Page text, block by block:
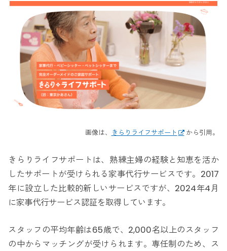
画像は、 きらりライフサポート から引用。
きらりライフサポートは、熟練主婦の経験と知恵を活か
したサポートが受けられる家事代行サービスです。2017
年に設立した比較的新しいサービスですが、2024年4月
に家事代行サービス認証を取得しています。
スタッフの平均年齢は65歳で、2,000名以上のスタッフ
の中からマッチングが受けられます。専任制のため、ス